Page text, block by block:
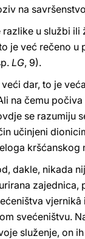
na
u službi
je već rečeno u
LG, 9).
dar, to je
na čemu
se razumiju
učinjeni
kršćanskog
dakle, nikada
zajednica,
svećeništvu.
služenje, on